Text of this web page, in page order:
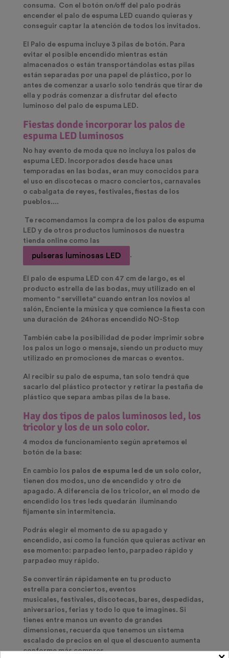
consuma. Con el botón on/off del palo podrás
encender el palo de espuma LED cuando quieras y
conseguir captar la atención de todos los invitados.
El Palo de espuma incluye 3 pilas de botón. Para
evitar el posible encendido mientras están
almacenados o están transportándolas estas pilas
están separadas por una papel de plástico, por lo
antes de comenzar a usarlo solo tendrás que tirar de
ella y podrás comenzar a disfrutar del efecto
luminoso del palo de espuma LED.
Fiestas donde incorporar los palos de
espuma LED luminosos
No hay evento de moda que no incluya los palos de
espuma LED. Incorporados desde hace unas
temporadas en las bodas, eran muy conocidos para
el uso en discotecas o macro conciertos, carnavales
o cabalgata de reyes, festivales, fiestas de los
pueblos....
Te recomendamos la compra de los palos de espuma
LED y de otros productos luminosos de nuestra
tienda online como las
pulseras luminosas LED .
El palo de espuma LED con 47 cm de largo, es el
producto estrella de las bodas, muy utilizado en el
momento " servilleta" cuando entran los novios al
salón, Enciente la música y que comience la fiesta con
una duración de 24horas encendido NO-Stop
También cabe la posibilidad de poder imprimir sobre
los palos un logo o mensaje, siendo un producto muy
utilizado en promociones de marcas o eventos.
Al recibir su palo de espuma, tan solo tendrá que
sacarlo del plástico protector y retirar la pestaña de
plástico que separa ambas pilas de la base.
Hay dos tipos de palos luminosos led, los
tricolor y los de un solo color.
4 modos de funcionamiento según apretemos el
botón de la base:
En cambio los palos de espuma led de un solo color,
tienen dos modos, uno de encendido y otro de
apagado. A diferencia de los tricolor, en el modo de
encendido los tres leds quedarán iluminando
fijamente sin intermitencia.
Podrás elegir el momento de su apagado y
encendido, así como la función que quieras activar en
ese momento: parpadeo lento, parpadeo rápido y
parpadeo muy rápido.
Se convertirán rápidamente en tu producto
estrella para conciertos, eventos
musicales, festivales, discotecas, bares, despedidas,
aniversarios, ferias y todo lo que te imagines. Si
tienes entre manos un evento de grandes
dimensiones, recuerda que tenemos un sistema
escalado de precios en el que el descuento aumenta
conforme más compres.